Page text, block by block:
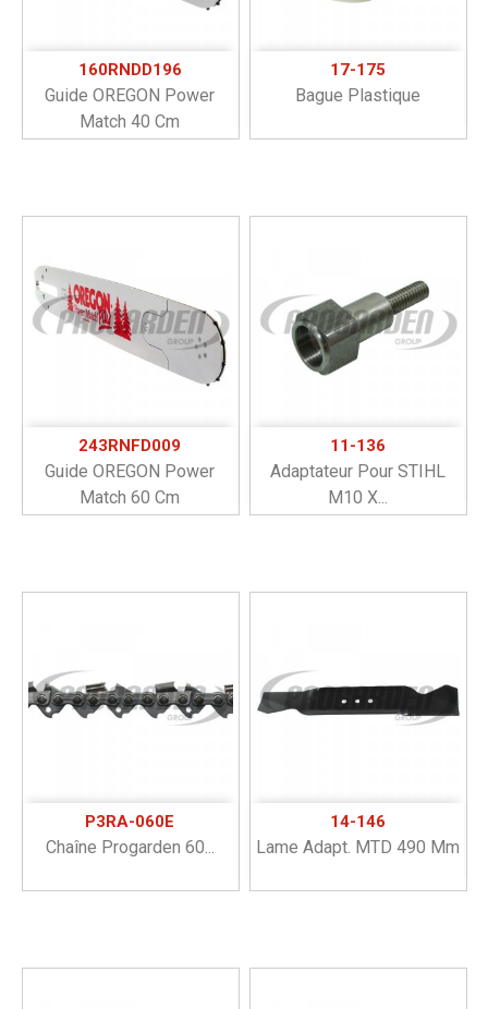
160RNDD196
Guide OREGON Power
Match 40 Cm
17-175
Bague Plastique
243RNFD009
Guide OREGON Power
Match 60 Cm
11-136
Adaptateur Pour STIHL
M10 X...
P3RA-060E
Chaîne Progarden 60...
14-146
Lame Adapt. MTD 490 Mm